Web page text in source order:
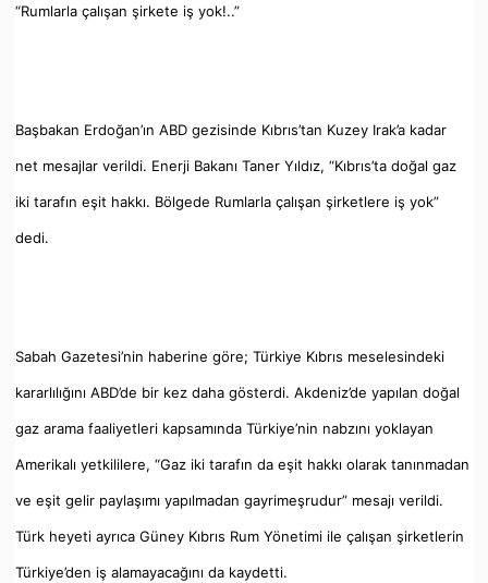
“Rumlarla çalışan şirkete iş yok!..”
Başbakan Erdoğan’ın ABD gezisinde Kıbrıs’tan Kuzey Irak’a kadar
net mesajlar verildi. Enerji Bakanı Taner Yıldız, “Kıbrıs’ta doğal gaz
iki tarafın eşit hakkı. Bölgede Rumlarla çalışan şirketlere iş yok”
dedi.
Sabah Gazetesi’nin haberine göre; Türkiye Kıbrıs meselesindeki
kararlılığını ABD’de bir kez daha gösterdi. Akdeniz’de yapılan doğal
gaz arama faaliyetleri kapsamında Türkiye’nin nabzını yoklayan
Amerikalı yetkililere, “Gaz iki tarafın da eşit hakkı olarak tanınmadan
ve eşit gelir paylaşımı yapılmadan gayrimeşrudur” mesajı verildi.
Türk heyeti ayrıca Güney Kıbrıs Rum Yönetimi ile çalışan şirketlerin
Türkiye’den iş alamayacağını da kaydetti.